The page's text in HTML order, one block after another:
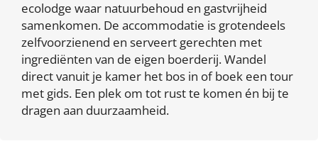
ecolodge waar natuurbehoud en gastvrijheid
samenkomen. De accommodatie is grotendeels
zelfvoorzienend en serveert gerechten met
ingrediënten van de eigen boerderij. Wandel
direct vanuit je kamer het bos in of boek een tour
met gids. Een plek om tot rust te komen én bij te
dragen aan duurzaamheid.